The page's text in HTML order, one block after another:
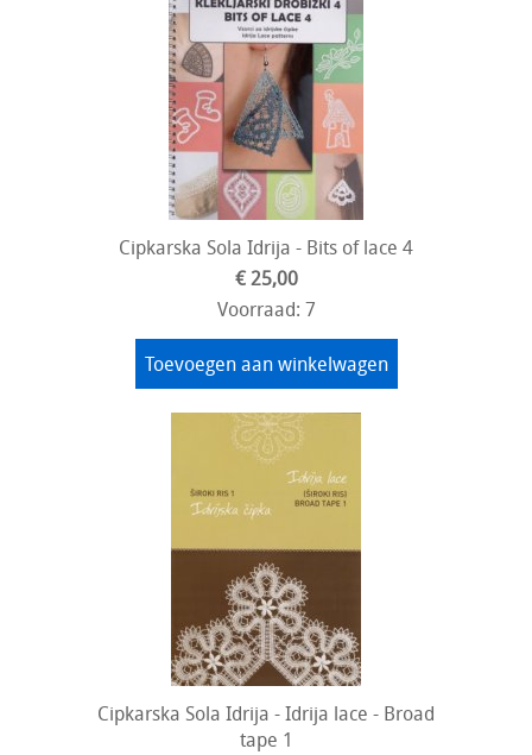
Cipkarska Sola Idrija - Bits of lace 4
€ 25,00
Voorraad: 7
Toevoegen aan winkelwagen
Cipkarska Sola Idrija - Idrija lace - Broad
tape 1